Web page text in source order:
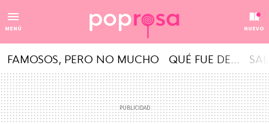
MENÚ NUEVO
FAMOSOS, PERO NO MUCHO QUÉ FUE DE...